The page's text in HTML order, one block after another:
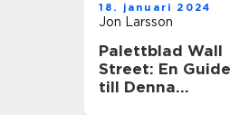
18. januari 2024
Jon Larsson
Palettblad Wall
Street: En Guide
till Denna